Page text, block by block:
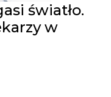
światło.
w